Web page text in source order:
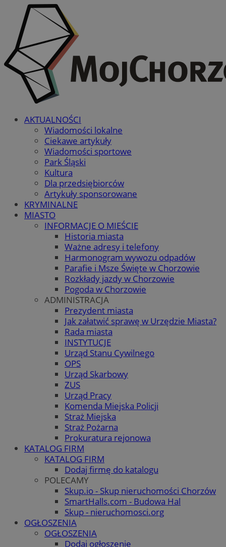
AKTUALNOŚCI
Wiadomości lokalne
Ciekawe artykuły
Wiadomości sportowe
Park Śląski
Kultura
Dla przedsiębiorców
Artykuły sponsorowane
KRYMINALNE
MIASTO
INFORMACJE O MIEŚCIE
Historia miasta
Ważne adresy i telefony
Harmonogram wywozu odpadów
Parafie i Msze Święte w Chorzowie
Rozkłady jazdy w Chorzowie
Pogoda w Chorzowie
ADMINISTRACJA
Prezydent miasta
Jak załatwić sprawę w Urzędzie Miasta?
Rada miasta
INSTYTUCJE
Urząd Stanu Cywilnego
OPS
Urząd Skarbowy
ZUS
Urząd Pracy
Komenda Miejska Policji
Straż Miejska
Straż Pożarna
Prokuratura rejonowa
KATALOG FIRM
KATALOG FIRM
Dodaj firmę do katalogu
POLECAMY
Skup.io - Skup nieruchomości Chorzów
SmartHalls.com - Budowa Hal
Skup - nieruchomosci.org
OGŁOSZENIA
OGŁOSZENIA
Dodaj ogłoszenie